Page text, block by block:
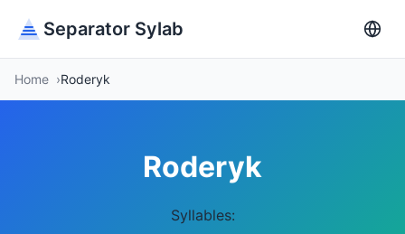
Separator Sylab
Home Roderyk
Roderyk
Syllables: